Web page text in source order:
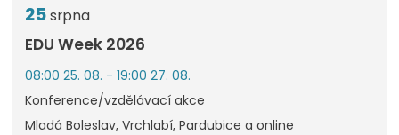
25srpna
EDU Week 2026
08:00 25. 08. - 19:00 27. 08.
Konference/vzdělávací akce
Mladá Boleslav, Vrchlabí, Pardubice a online